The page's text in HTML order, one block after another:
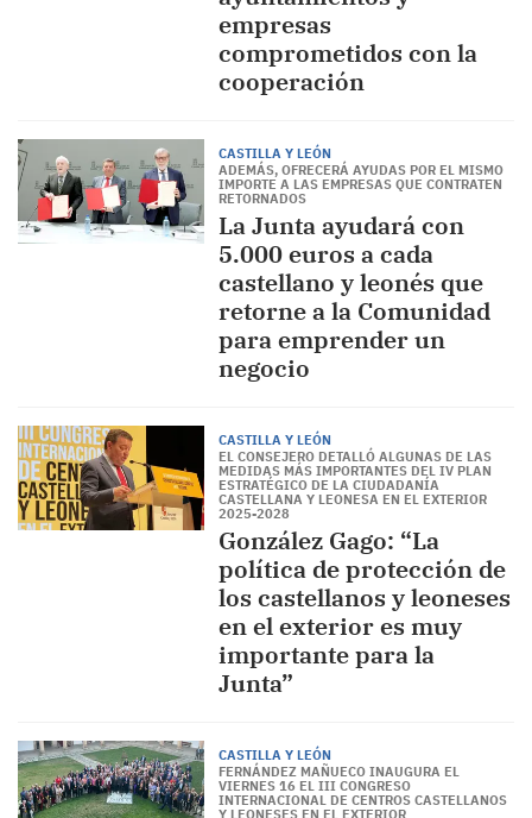
empresas
comprometidos con la
cooperación
CASTILLA Y LEÓN
ADEMÁS, OFRECERÁ AYUDAS POR EL MISMO
IMPORTE A LAS EMPRESAS QUE CONTRATEN
RETORNADOS
La Junta ayudará con
5.000 euros a cada
castellano y leonés que
retorne a la Comunidad
para emprender un
negocio
CASTILLA Y LEÓN
EL CONSEJERO DETALLÓ ALGUNAS DE LAS
MEDIDAS MÁS IMPORTANTES DEL IV PLAN
ESTRATÉGICO DE LA CIUDADANÍA
CASTELLANA Y LEONESA EN EL EXTERIOR
2025-2028
González Gago: “La
política de protección de
los castellanos y leoneses
en el exterior es muy
importante para la
Junta”
CASTILLA Y LEÓN
FERNÁNDEZ MAÑUECO INAUGURA EL
VIERNES 16 EL III CONGRESO
INTERNACIONAL DE CENTROS CASTELLANOS
Y LEONESES EN EL EXTERIOR